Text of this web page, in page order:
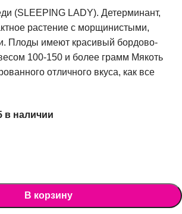
(SLEEPING LADY). Детерминант,
растение с морщинистыми,
Плоды имеют красивый бордово-
100-150 и более грамм Мякоть
отличного вкуса, как все
в наличии
В корзину